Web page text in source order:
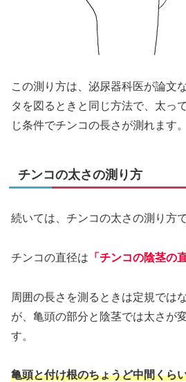
この測り方は、泌尿器科医が論文
タを図るときと同じ方法で、太っ
じ条件でチンコの長さが測れます。
チンコの太さの測り方
続いては、チンコの太さの測り方で
チンコの直径は 「チンコの陰茎の
周囲の長さを測るときは定規では
が、亀頭の部分と陰茎では太さが
す。
亀頭と付け根のちょうど中間くら